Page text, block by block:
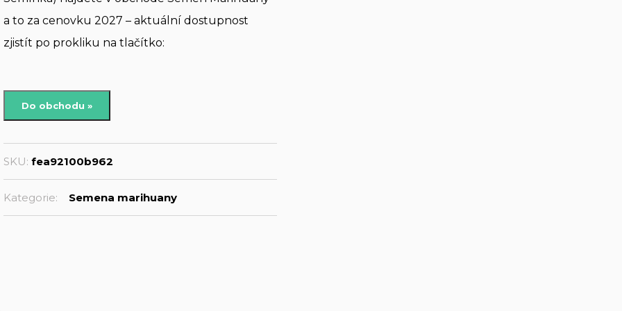
a to za cenovku 2027 – aktuální dostupnost
zjistít po prokliku na tlačítko:
Do obchodu »
SKU:fea92100b962
Kategorie: Semena marihuany